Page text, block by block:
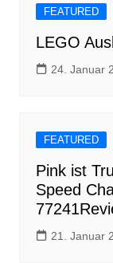
FEATURED
LEGO
24. Januar
FEATURED
Pink ist
Speed
21. Januar